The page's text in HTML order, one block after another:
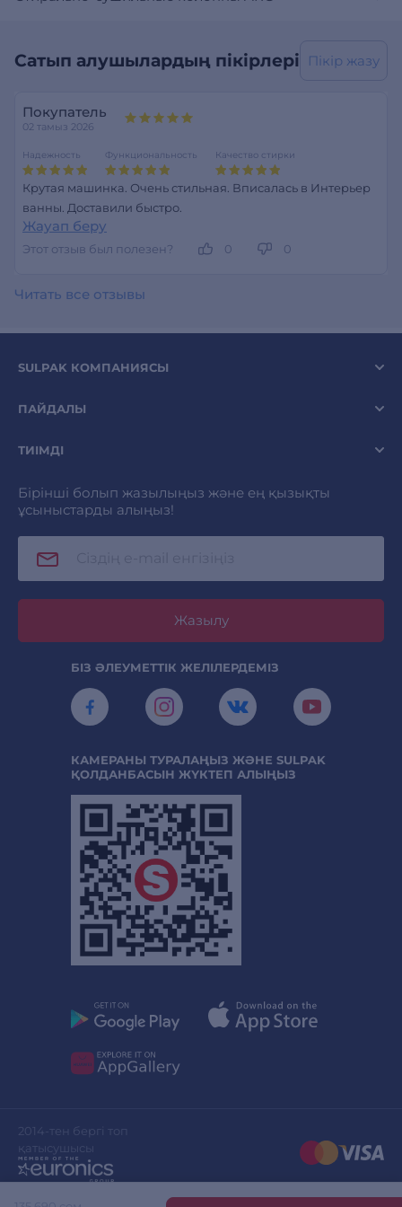
Сатып алушылардың пікірлері Пікір жазу
Покупатель
02 тамыз 2026
Надежность Функциональность Качество стирки
Крутая машинка. Очень стильная. Вписалась в Интерьер
ванны. Доставили быстро.
Жауап беру
Этот отзыв был полезен? 0 0
Читать все отзывы
SULPAK КОМПАНИЯСЫ
ПАЙДАЛЫ
ТИІМДІ
Бірінші болып жазылыңыз және ең қызықты
ұсыныстарды алыңыз!
Жазылу
БІЗ ӘЛЕУМЕТТІК ЖЕЛІЛЕРДЕМІЗ
КАМЕРАНЫ ТУРАЛАҢЫЗ ЖӘНЕ SULPAK
ҚОЛДАНБАСЫН ЖҮКТЕП АЛЫҢЫЗ
2014-тен бергі топ
қатысушысы